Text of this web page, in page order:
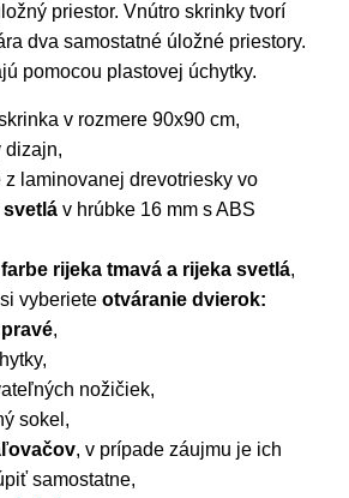
priestor. Vnútro skrinky tvorí
dva samostatné úložné priestory.
pomocou plastovej úchytky.
v rozmere 90x90 cm,
dizajn,
z laminovanej drevotriesky vo
svetlá v hrúbke 16 mm s ABS
rijeka tmavá a rijeka svetlá,
vyberiete otváranie dvierok:
,
nožičiek,
sokel,
, v prípade záujmu je ich
samostatne,